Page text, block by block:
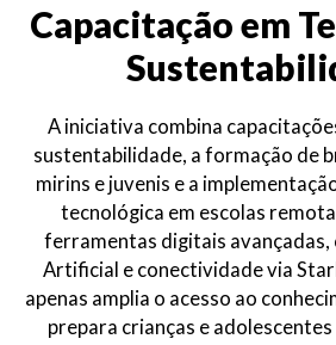
Capacitação em
A iniciativa combina
sustentabilidade, a formação de
mirins e juvenis e a
tecnológica em escolas
ferramentas digitais avançadas,
Artificial e conectividade via
apenas amplia o acesso ao
prepara crianças e